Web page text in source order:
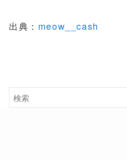
出典： meow__cash